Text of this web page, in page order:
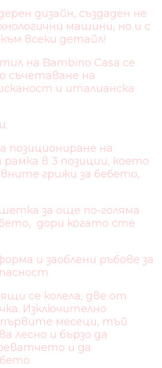
дизайн, създаден не
машини, но и с
всеки детайл!
на Bambino Casa се
съчетаване на
и италианска
позициониране на
в 3 позиции, което
грижи за бебето,
за още по-голяма
дори когато сте
и заоблени ръбове за
се колела, две от
Изключително
месеци, тъй
лесно и бързо да
и да